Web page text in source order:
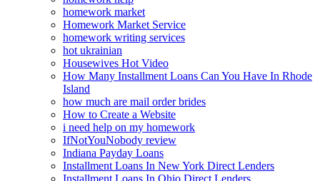
homework market
Homework Market Service
homework writing services
hot ukrainian
Housewives Hot Video
How Many Installment Loans Can You Have In Rhode
Island
how much are mail order brides
How to Create a Website
i need help on my homework
IfNotYouNobody review
Indiana Payday Loans
Installment Loans In New York Direct Lenders
Installment Loans In Ohio Direct Lenders